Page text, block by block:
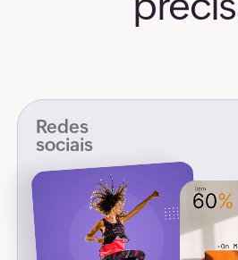
Redes
sociais